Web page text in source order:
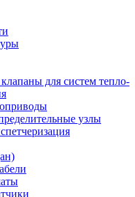
для систем тепло-
узлы